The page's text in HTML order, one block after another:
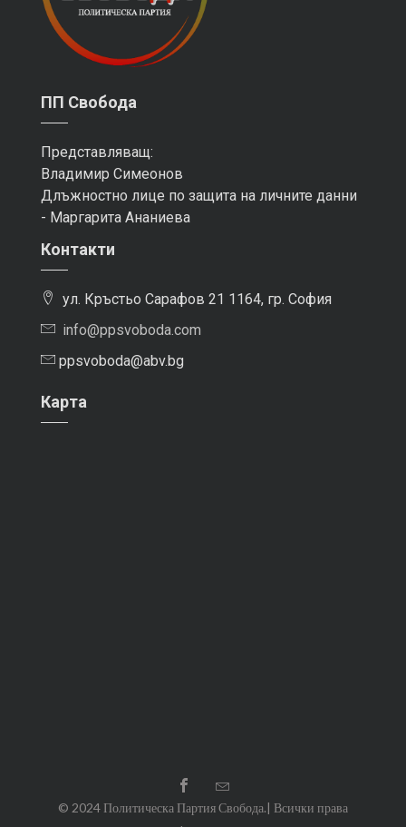
ПП Свобода
Представляващ:
Владимир Симеонов
Длъжностно лице по защита на личните данни
- Маргарита Ананиева
Контакти
ул. Кръстьо Сарафов 21 1164, гр. София
info@ppsvoboda.com
ppsvoboda@abv.bg
Карта
© 2024 Политическа Партия Свобода.| Всички права